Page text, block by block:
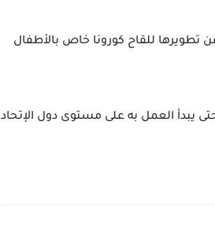
تطويرها للقاح كورونا خاص بالأطفال
يبدأ العمل به على مستوى دول الإتحاد